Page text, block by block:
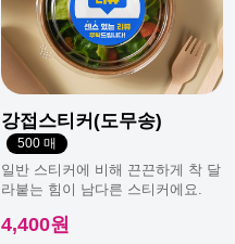
강접스티커(도무송)
500 매
일반 스티커에 비해 끈끈하게 착 달
라붙는 힘이 남다른 스티커에요.
4,400원